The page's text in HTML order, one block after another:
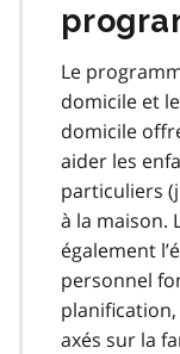
Le
domicile et
domicile
aider les
particuliers
à la maison.
également
personnel
axés sur la